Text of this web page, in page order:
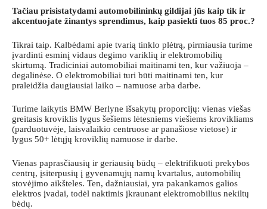
Tačiau prisistatydami automobilininkų gildijai jūs kaip tik ir
akcentuojate žinantys sprendimus, kaip pasiekti tuos 85 proc.?
Tikrai taip. Kalbėdami apie tvarią tinklo plėtrą, pirmiausia turime
įvardinti esminį vidaus degimo variklių ir elektromobilių
skirtumą. Tradiciniai automobiliai maitinami ten, kur važiuoja –
degalinėse. O elektromobiliai turi būti maitinami ten, kur
praleidžia daugiausiai laiko – namuose arba darbe.
Turime laikytis BMW Berlyne išsakytų proporcijų: vienas viešas
greitasis kroviklis lygus šešiems lėtesniems viešiems krovikliams
(parduotuvėje, laisvalaikio centruose ar panašiose vietose) ir
lygus 50+ lėtųjų kroviklių namuose ir darbe.
Vienas paprasčiausių ir geriausių būdų – elektrifikuoti prekybos
centrų, įsiterpusių į gyvenamųjų namų kvartalus, automobilių
stovėjimo aikšteles. Ten, dažniausiai, yra pakankamos galios
elektros įvadai, todėl naktimis įkraunant elektromobilius nekiltų
bėdų.